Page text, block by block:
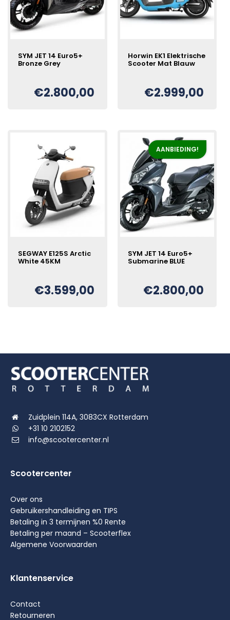
SYM JET 14 Euro5+
Bronze Grey
Oorspronkelijke
€2.800,00
Huidige
Horwin EK1 Elektrische
Scooter Mat Blauw
Oorspronkelijke
€2.999,00
Huidige
SEGWAY E125S Arctic
White 45KM
€3.599,00
AANBIEDING!
SYM JET 14 Euro5+
Submarine BLUE
Oorspronkelijke
€2.800,00
Huidige
Zuidplein 114A, 3083CX Rotterdam
+31 10 2102152
info@scootercenter.nl
Scootercenter
Over ons
Gebruikershandleiding en TIPS
Betaling in 3 termijnen %0 Rente
Betaling per maand – Scooterflex
Algemene Voorwaarden
Klantenservice
Contact
Retourneren